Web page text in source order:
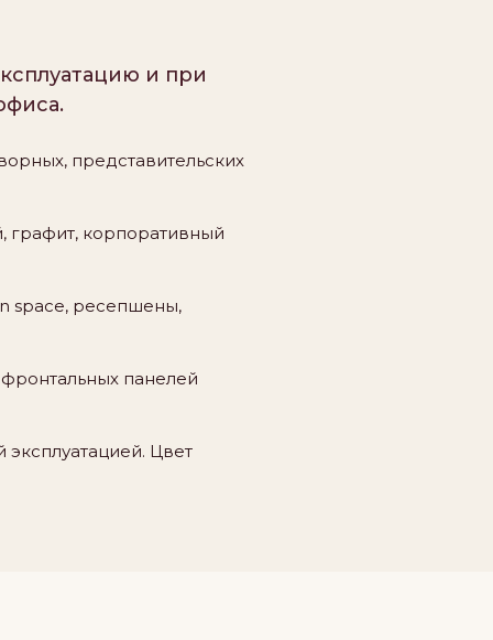
и при
представительских
графит, корпоративный
space, ресепшены,
панелей
Цвет